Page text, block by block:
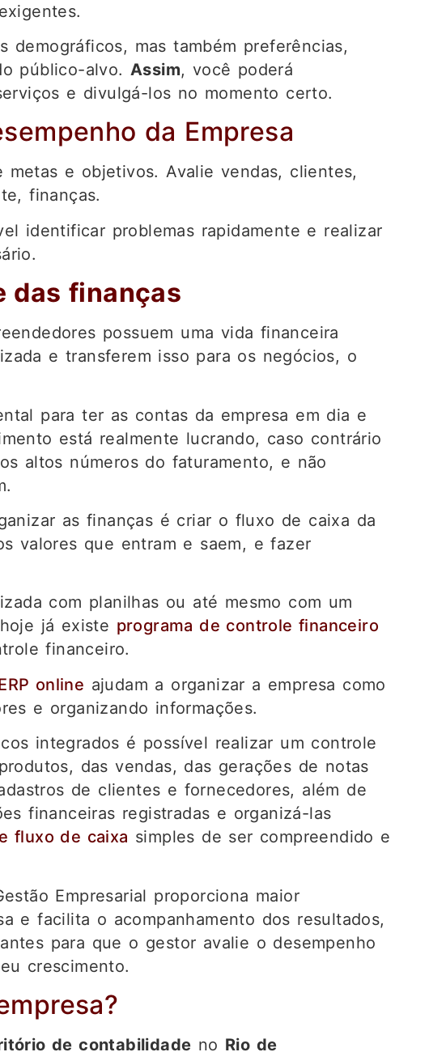
demográficos, mas também preferências,
público-alvo. Assim, você poderá
e divulgá-los no momento certo.
da Empresa
metas e objetivos. Avalie vendas, clientes,
finanças.
identificar problemas rapidamente e realizar
das finanças
possuem uma vida financeira
e transferem isso para os negócios, o
para ter as contas da empresa em dia e
está realmente lucrando, caso contrário
altos números do faturamento, e não
as finanças é criar o fluxo de caixa da
valores que entram e saem, e fazer
com planilhas ou até mesmo com um
já existe programa de controle financeiro
financeiro.
online ajudam a organizar a empresa como
e organizando informações.
integrados é possível realizar um controle
das vendas, das gerações de notas
de clientes e fornecedores, além de
financeiras registradas e organizá-las
fluxo de caixa simples de ser compreendido e
Empresarial proporciona maior
e facilita o acompanhamento dos resultados,
para que o gestor avalie o desempenho
crescimento.
de contabilidade no Rio de